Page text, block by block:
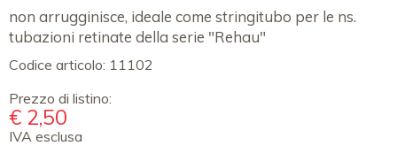
non arrugginisce, ideale come stringitubo per le ns.
tubazioni retinate della serie "Rehau"
Codice articolo: 11102
Prezzo di listino:
€ 2,50
IVA esclusa